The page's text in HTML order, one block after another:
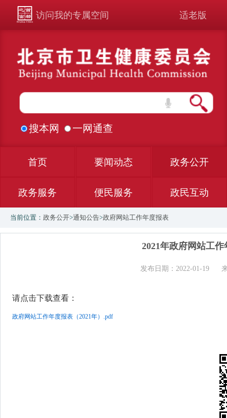
访问我的专属空间 适老版
搜本网 一网通查
首页 要闻动态 政务公开
政务服务 便民服务 政民互动
当前位置： 政务公开>通知公告>政府网站工作年度报表
2021年政府网站工
发布日期：2022-01-19
请点击下载查看：
政府网站工作年度报表（2021年）.pdf